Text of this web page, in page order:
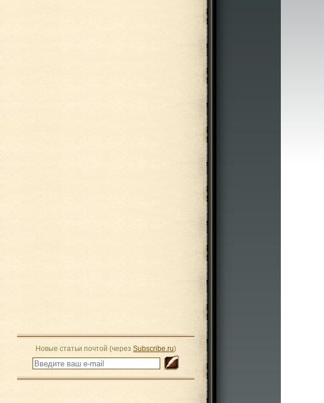
Новые статьи почтой (через Subscribe.ru)